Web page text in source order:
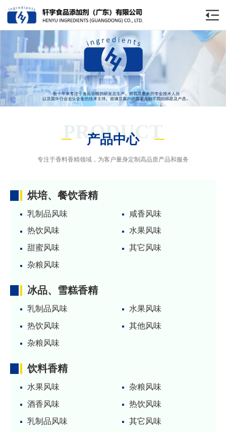
PRODUCT
产品中心
专注于香料香精领域，为客户量身定制高品质产品和服务
烘培、餐饮香精
乳制品风味
咸香风味
热饮风味
水果风味
甜蜜风味
其它风味
杂粮风味
冰品、雪糕香精
乳制品风味
水果风味
热饮风味
其他风味
杂粮风味
饮料香精
水果风味
杂粮风味
酒香风味
热饮风味
乳制品风味
其它风味